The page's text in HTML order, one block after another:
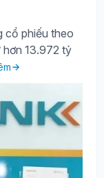
cổ phiếu theo
hơn 13.972 tỷ